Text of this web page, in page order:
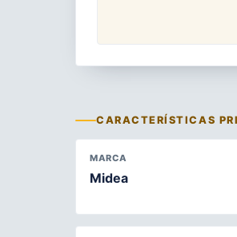
CARACTERÍSTICAS
MARCA
Midea